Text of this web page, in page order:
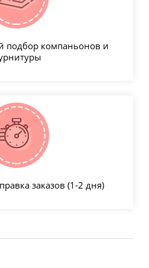
подбор компаньонов и
заказов (1-2 дня)